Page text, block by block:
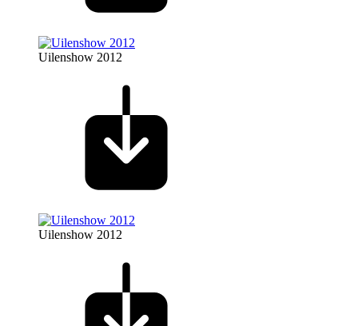
Uilenshow 2012
Uilenshow 2012